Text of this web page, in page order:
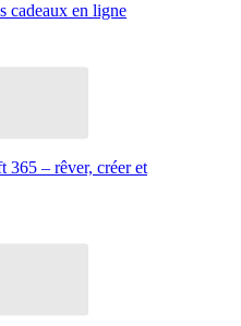
cadeaux en ligne
365 – rêver, créer et